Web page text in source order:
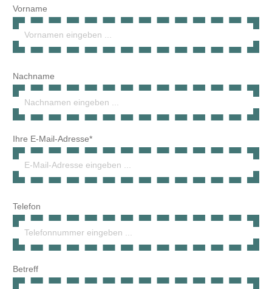
Vorname
Ihre E-Mail-Adresse*
Telefon
Betreff
Anfrage